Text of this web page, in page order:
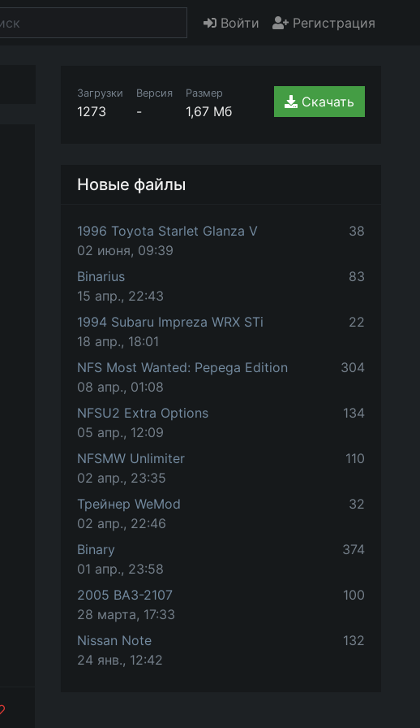
Войти Регистрация
Загрузки
1273
Версия
-
Размер
1,67 Мб
Скачать
Новые файлы
1996 Toyota Starlet Glanza V
02 июня, 09:39
38
Binarius
15 апр., 22:43
83
1994 Subaru Impreza WRX STi
18 апр., 18:01
22
NFS Most Wanted: Pepega Edition
08 апр., 01:08
304
NFSU2 Extra Options
05 апр., 12:09
134
NFSMW Unlimiter
02 апр., 23:35
110
Трейнер WeMod
02 апр., 22:46
32
Binary
01 апр., 23:58
374
2005 ВАЗ-2107
28 марта, 17:33
100
Nissan Note
24 янв., 12:42
132